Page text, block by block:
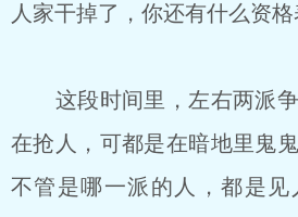
人家干掉了，你还有什么资格
这段时间里，左右两派争
在抢人，可都是在暗地里鬼
不管是哪一派的人，都是见